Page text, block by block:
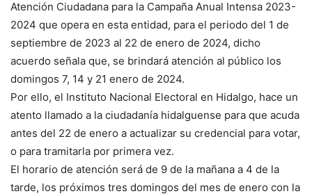
Atención Ciudadana para la Campaña Anual Intensa 2023-
2024 que opera en esta entidad, para el periodo del 1 de
septiembre de 2023 al 22 de enero de 2024, dicho
acuerdo señala que, se brindará atención al público los
domingos 7, 14 y 21 enero de 2024.
Por ello, el Instituto Nacional Electoral en Hidalgo, hace un
atento llamado a la ciudadanía hidalguense para que acuda
antes del 22 de enero a actualizar su credencial para votar,
o para tramitarla por primera vez.
El horario de atención será de 9 de la mañana a 4 de la
tarde, los próximos tres domingos del mes de enero con la